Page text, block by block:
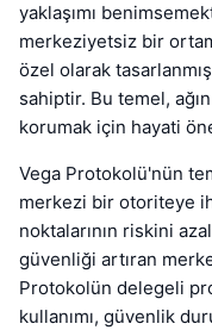
yaklaşımı
merkeziyetsiz bir
özel olarak
sahiptir. Bu temel,
korumak için hayati
Vega Protokolü'nün
merkezi bir otoriteye
noktalarının riskini
güvenliği artıran
Protokolün delegeli
kullanımı, güvenlik